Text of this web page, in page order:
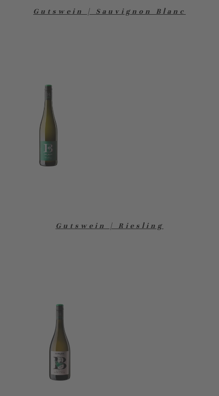
Gutswein | Sauvignon Blanc
Gutswein | Riesling